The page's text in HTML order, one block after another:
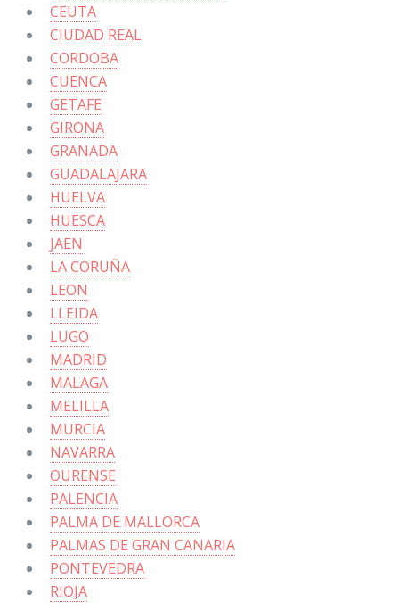
CEUTA
CIUDAD REAL
CORDOBA
CUENCA
GETAFE
GIRONA
GRANADA
GUADALAJARA
HUELVA
HUESCA
JAEN
LA CORUÑA
LEON
LLEIDA
LUGO
MADRID
MALAGA
MELILLA
MURCIA
NAVARRA
OURENSE
PALENCIA
PALMA DE MALLORCA
PALMAS DE GRAN CANARIA
PONTEVEDRA
RIOJA